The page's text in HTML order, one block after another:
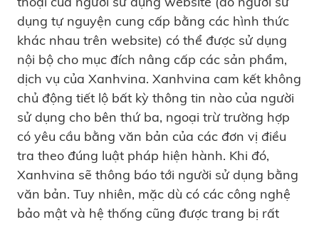
dụng tự nguyện cung cấp bằng các hình thức
khác nhau trên website) có thể được sử dụng
nội bộ cho mục đích nâng cấp các sản phẩm,
dịch vụ của Xanhvina. Xanhvina cam kết không
chủ động tiết lộ bất kỳ thông tin nào của người
sử dụng cho bên thứ ba, ngoại trừ trường hợp
có yêu cầu bằng văn bản của các đơn vị điều
tra theo đúng luật pháp hiện hành. Khi đó,
Xanhvina sẽ thông báo tới người sử dụng bằng
văn bản. Tuy nhiên, mặc dù có các công nghệ
bảo mật và hệ thống cũng được trang bị rất